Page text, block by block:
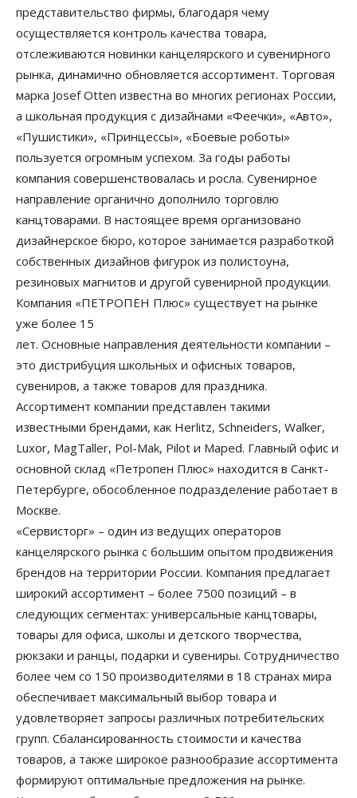
представительство фирмы, благодаря чему
осуществляется контроль качества товара,
отслеживаются новинки канцелярского и сувенирного
рынка, динамично обновляется ассортимент. Торговая
марка Josef Otten известна во многих регионах России,
а школьная продукция с дизайнами «Феечки», «Авто»,
«Пушистики», «Принцессы», «Боевые роботы»
пользуется огромным успехом. За годы работы
компания совершенствовалась и росла. Сувенирное
направление органично дополнило торговлю
канцтоварами. В настоящее время организовано
дизайнерское бюро, которое занимается разработкой
собственных дизайнов фигурок из полистоуна,
резиновых магнитов и другой сувенирной продукции.
Компания «ПЕТРОПЕН Плюс» существует на рынке
уже более 15
лет. Основные направления деятельности компании –
это дистрибуция школьных и офисных товаров,
сувениров, а также товаров для праздника.
Ассортимент компании представлен такими
известными брендами, как Herlitz, Schneiders, Walker,
Luxor, MagTaller, Pol-Mak, Pilot и Maped. Главный офис и
основной склад «Петропен Плюс» находится в Санкт-
Петербурге, обособленное подразделение работает в
Москве.
«Сервисторг» – один из ведущих операторов
канцелярского рынка с большим опытом продвижения
брендов на территории России. Компания предлагает
широкий ассортимент – более 7500 позиций – в
следующих сегментах: универсальные канцтовары,
товары для офиса, школы и детского творчества,
рюкзаки и ранцы, подарки и сувениры. Сотрудничество
более чем со 150 производителями в 18 странах мира
обеспечивает максимальный выбор товара и
удовлетворяет запросы различных потребительских
групп. Сбалансированность стоимости и качества
товаров, а также широкое разнообразие ассортимента
формируют оптимальные предложения на рынке.